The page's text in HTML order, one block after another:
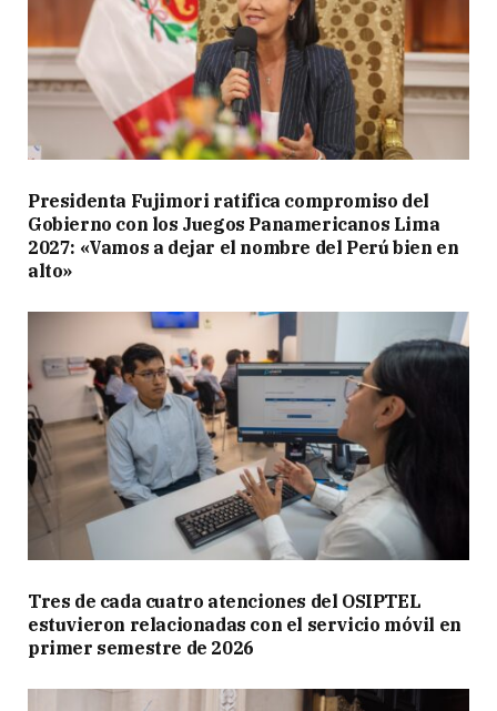
Presidenta Fujimori ratifica compromiso del
Gobierno con los Juegos Panamericanos Lima
2027: «Vamos a dejar el nombre del Perú bien en
alto»
Tres de cada cuatro atenciones del OSIPTEL
estuvieron relacionadas con el servicio móvil en
primer semestre de 2026